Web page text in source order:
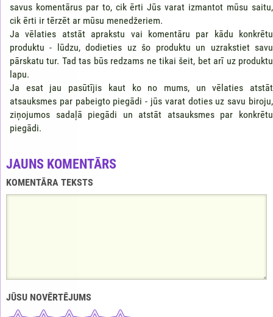
savus komentārus par to, cik ērti Jūs varat izmantot mūsu saitu,
cik ērti ir tērzēt ar mūsu menedžeriem.
Ja vēlaties atstāt aprakstu vai komentāru par kādu konkrētu
produktu - lūdzu, dodieties uz šo produktu un uzrakstiet savu
pārskatu tur. Tad tas būs redzams ne tikai šeit, bet arī uz produktu
lapu.
Ja esat jau pasūtījis kaut ko no mums, un vēlaties atstāt
atsauksmes par pabeigto piegādi - jūs varat doties uz savu biroju,
ziņojumos sadaļā piegādi un atstāt atsauksmes par konkrētu
piegādi.
JAUNS KOMENTĀRS
KOMENTĀRA TEKSTS
JŪSU NOVĒRTĒJUMS